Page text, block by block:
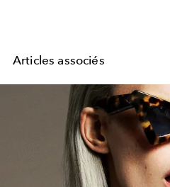
Articles associés